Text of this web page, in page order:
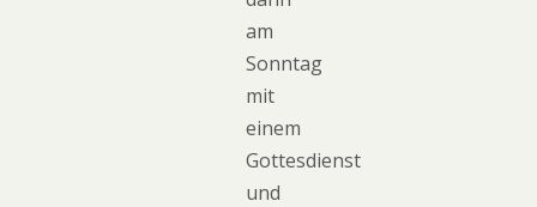
am
Sonntag
mit
einem
Gottesdienst
und